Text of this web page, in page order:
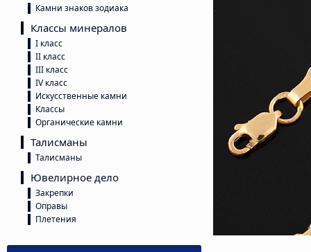
Камни знаков зодиака
Классы минералов
I класс
II класс
III класс
IV класс
Искусственные камни
Классы
Органические камни
Талисманы
Талисманы
Ювелирное дело
Закрепки
Оправы
Плетения